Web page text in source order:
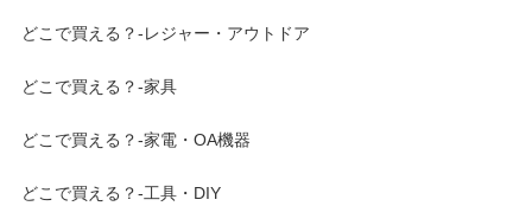
どこで買える？-レジャー・アウトドア
どこで買える？-家具
どこで買える？-家電・OA機器
どこで買える？-工具・DIY